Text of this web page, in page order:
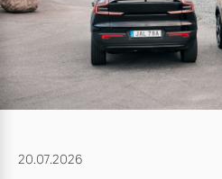
20.07.2026